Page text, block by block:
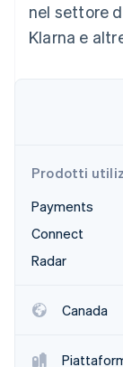
nel settore
Klarna e
Prodotti
Payments
Connect
Radar
Canada